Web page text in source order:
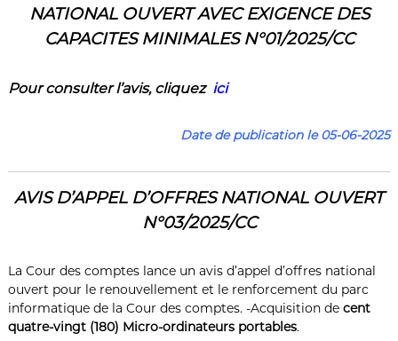
NATIONAL OUVERT AVEC EXIGENCE DES
CAPACITES MINIMALES N°01/2025/CC
Pour consulter l’avis, cliquez ici
Date de publication le 05-06-2025
AVIS D’APPEL D’OFFRES NATIONAL OUVERT
N°03/2025/CC
La Cour des comptes lance un avis d’appel d’offres national
ouvert pour le renouvellement et le renforcement du parc
informatique de la Cour des comptes. -Acquisition decent
quatre-vingt (180) Micro-ordinateurs portables.